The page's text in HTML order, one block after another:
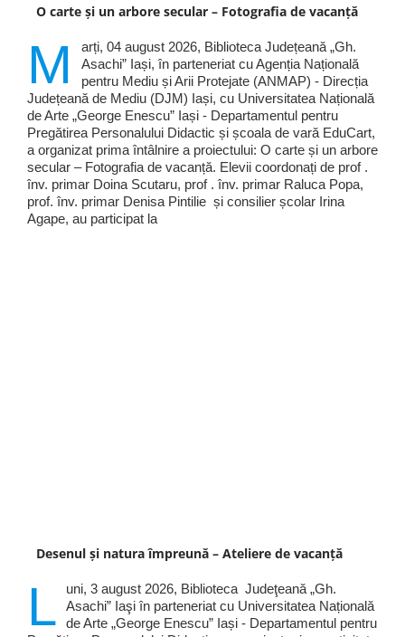
O carte și un arbore secular – Fotografia de vacanță
M
arți, 04 august 2026, Biblioteca Județeană „Gh.
Asachi” Iași, în parteneriat cu Agenția Națională
pentru Mediu și Arii Protejate (ANMAP) - Direcția
Județeană de Mediu (DJM) Iași, cu Universitatea Națională
de Arte „George Enescu” Iași - Departamentul pentru
Pregătirea Personalului Didactic și școala de vară EduCart,
a organizat prima întâlnire a proiectului: O carte și un arbore
secular – Fotografia de vacanță. Elevii coordonați de prof .
înv. primar Doina Scutaru, prof . înv. primar Raluca Popa,
prof. înv. primar Denisa Pintilie și consilier școlar Irina
Agape, au participat la
Desenul și natura împreună – Ateliere de vacanță
L
uni, 3 august 2026, Biblioteca Judeţeană „Gh.
Asachi” Iaşi în parteneriat cu Universitatea Națională
de Arte „George Enescu” Iași - Departamentul pentru